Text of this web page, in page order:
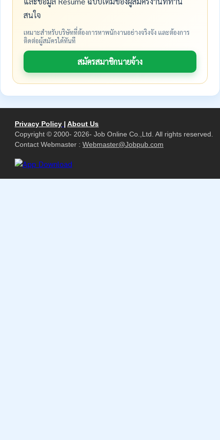
สนใจ
เหมาะสำหรับบริษัทที่ต้องการหาพนักงานอย่างจริงจัง และต้องการ
ติดต่อผู้สมัครได้ทันที
สมัครสมาชิกนายจ้าง
Privacy Policy | About Us
Copyright © 2000- 2026- Job Online Co.,Ltd. All rights reserved.
Contact Webmaster : Webmaster@Jobpub.com